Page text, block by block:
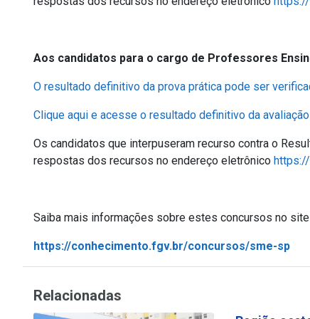
Aos candidatos para o cargo de Professores
O resultado definitivo da prova prática pode ser
Clique aqui e acesse o resultado definitivo da
Os candidatos que interpuseram recurso contra o
respostas dos recursos no endereço eletrônico
Saiba mais informações sobre estes concursos no site
https://conhecimento.fgv.br/concursos/sme-sp
Relacionadas